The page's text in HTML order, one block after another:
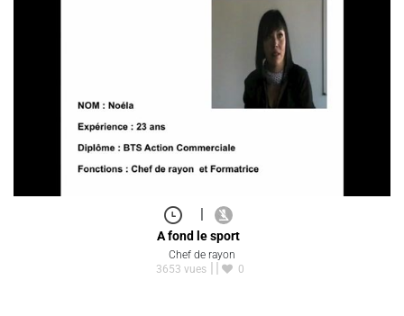
|
A fond le sport
Chef de rayon
3653 vues
0